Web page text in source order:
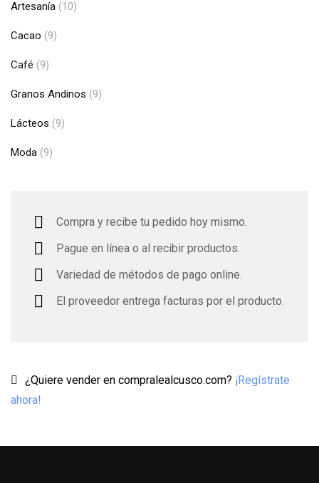
Artesanía (10)
Cacao (9)
Café (9)
Granos Andinos (9)
Lácteos (9)
Moda (9)
Compra y recibe tu pedido hoy mismo.
Pague en línea o al recibir productos.
Variedad de métodos de pago online.
El proveedor entrega facturas por el producto.
¿Quiere vender en compralealcusco.com? ¡Regístrate
ahora!